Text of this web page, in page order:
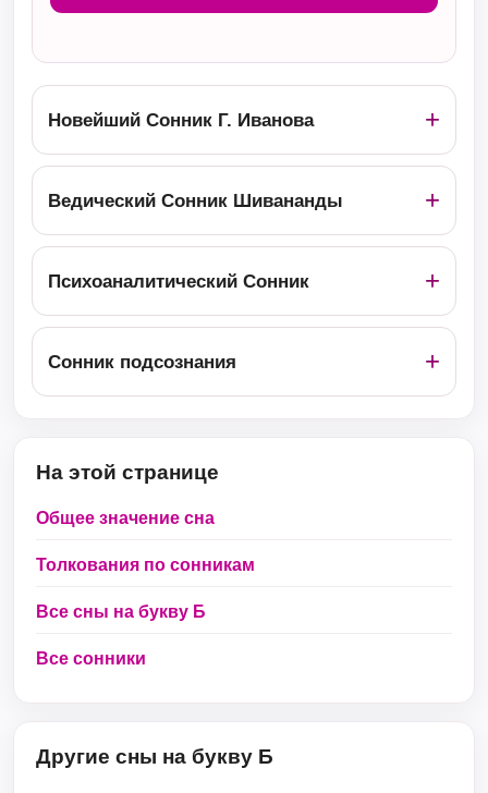
Новейший Сонник Г. Иванова
Ведический Сонник Шивананды
Психоаналитический Сонник
Сонник подсознания
На этой странице
Общее значение сна
Толкования по сонникам
Все сны на букву Б
Все сонники
Другие сны на букву Б